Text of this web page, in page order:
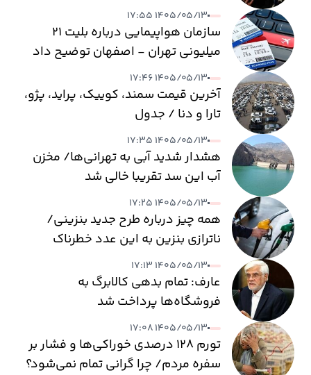
۱۴۰۵/۰۵/۱۳ ۱۷:۵۵
سازمان هواپیمایی درباره بلیت ۲۱
میلیونی تهران - اصفهان توضیح داد
۱۴۰۵/۰۵/۱۳ ۱۷:۴۶
آخرین قیمت سمند، کوییک، پراید، پژو،
تارا و دنا / جدول
۱۴۰۵/۰۵/۱۳ ۱۷:۳۵
هشدار شدید آبی به تهرانی‌ها/ مخزن
آب این سد تقریبا خالی شد
۱۴۰۵/۰۵/۱۳ ۱۷:۲۵
همه چیز درباره طرح جدید بنزینی/
ناترازی بنزین به این عدد خطرناک
می‌رسد
۱۴۰۵/۰۵/۱۳ ۱۷:۱۳
عارف: تمام بدهی کالابرگ به
فروشگاه‌ها پرداخت شد
۱۴۰۵/۰۵/۱۳ ۱۷:۰۸
تورم ۱۲۸ درصدی خوراکی‌ها و فشار بر
سفره مردم/ چرا گرانی تمام نمی‌شود؟